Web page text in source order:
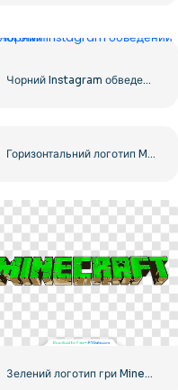
Чорний Instagram обведений логотип
Горизонтальний логотип Microsoft 2025 – безкоштовно завантажити PNG